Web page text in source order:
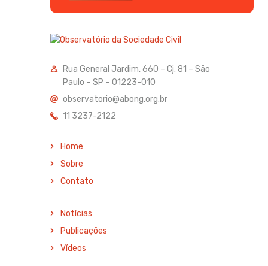
Rua General Jardim, 660 – Cj. 81 – São
Paulo – SP – 01223-010
observatorio@abong.org.br
11 3237-2122
Home
Sobre
Contato
Notícias
Publicações
Vídeos